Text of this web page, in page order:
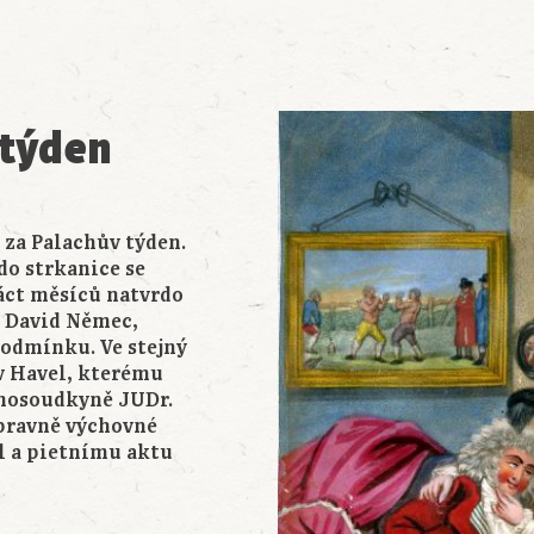
Palachův týden.
strkanice se
měsíců natvrdo
Němec,
Ve stejný
Havel, kterému
JUDr.
výchovné
a pietnímu aktu